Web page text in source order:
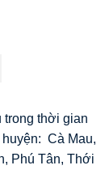
thời gian
Cà Mau,
Phú Tân, Thới